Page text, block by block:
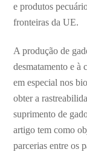
e produtos
fronteiras da UE.
A produção de
desmatamento e à
em especial nos
obter a
suprimento de
artigo tem como
parcerias entre os